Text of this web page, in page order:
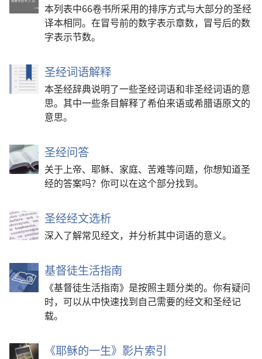
本列表中66卷书所采用的排序方式与大部分的圣经
译本相同。在冒号前的数字表示章数，冒号后的数
字表示节数。
圣经词语解释
本圣经辞典说明了一些圣经词语和非圣经词语的意
思。其中一些条目解释了希伯来语或希腊语原文的
意思。
圣经问答
关于上帝、耶稣、家庭、苦难等问题，你想知道圣
经的答案吗？你可以在这个部分找到。
圣经经文选析
深入了解常见经文，并分析其中词语的意义。
基督徒生活指南
《基督徒生活指南》是按照主题分类的。你有疑问
时，可以从中快速找到自己需要的经文和圣经记
载。
《耶稣的一生》影片索引